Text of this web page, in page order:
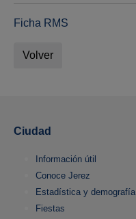
Ficha RMS
Volver
Ciudad
Información útil
Conoce Jerez
Estadística y demografía
Fiestas